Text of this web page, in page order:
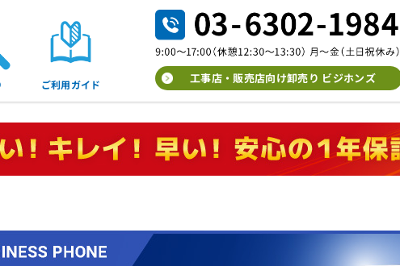
ご利用ガイド 工事店・販売店向け卸売り ビジホンズ